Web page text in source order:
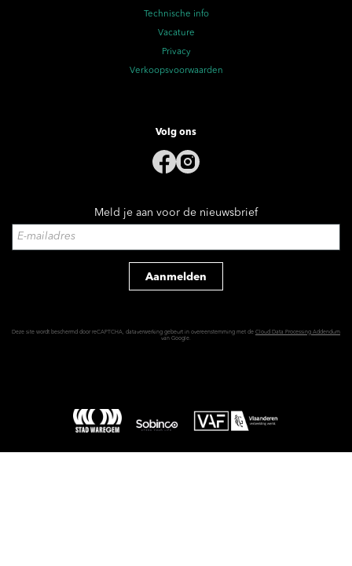
Technische info
Vacature
Privacy
Verkoopsvoorwaarden
Volg ons
Meld je aan voor de nieuwsbrief
Aanmelden
Deze site wordt beschermd door reCAPTCHA, dataverwerking gebeurt in overeenstemming met de Cloud Data Processing Addendum
van Google.